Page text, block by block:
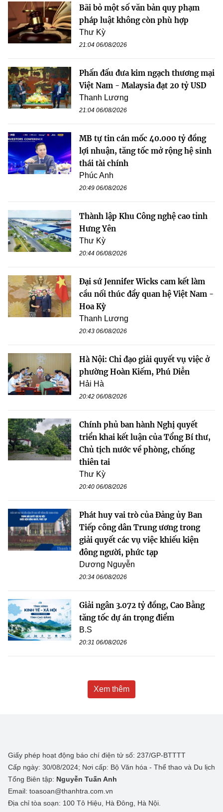
Bãi bỏ một số văn bản quy phạm
pháp luật không còn phù hợp
Thư Kỳ
21:04 06/08/2026
Phấn đấu đưa kim ngạch thương mại
Việt Nam - Malaysia đạt 20 tỷ USD
Thanh Lương
21:04 06/08/2026
MB tự tin cán mốc 40.000 tỷ đồng
lợi nhuận, tăng tốc mở rộng hệ sinh
thái tài chính
Phúc Anh
20:49 06/08/2026
Thành lập Khu Công nghệ cao tỉnh
Hưng Yên
Thư Kỳ
20:44 06/08/2026
Đại sứ Jennifer Wicks cam kết làm
cầu nối thúc đẩy quan hệ Việt Nam -
Hoa Kỳ
Thanh Lương
20:43 06/08/2026
Hà Nội: Chỉ đạo giải quyết vụ việc ở
phường Hoàn Kiếm, Phú Diễn
Hải Hà
20:42 06/08/2026
Chính phủ ban hành Nghị quyết
triển khai kết luận của Tổng Bí thư,
Chủ tịch nước về phòng, chống
thiên tai
Thư Kỳ
20:40 06/08/2026
Phát huy vai trò của Đảng ủy Ban
Tiếp công dân Trung ương trong
giải quyết các vụ việc khiếu kiện
đông người, phức tạp
Dương Nguyễn
20:34 06/08/2026
Giải ngân 3.072 tỷ đồng, Cao Bằng
tăng tốc dự án trọng điểm
B.S
20:31 06/08/2026
Xem thêm
Giấy phép hoạt động báo chí điện tử số: 237/GP-BTTTT
Cấp ngày: 30/08/2024; Nơi cấp: Bộ Văn hóa - Thể thao và Du lịch
Tổng Biên tập: Nguyễn Tuấn Anh
Email: toasoan@thanhtra.com.vn
Địa chỉ tòa soạn: 100 Tô Hiệu, Hà Đông, Hà Nội.